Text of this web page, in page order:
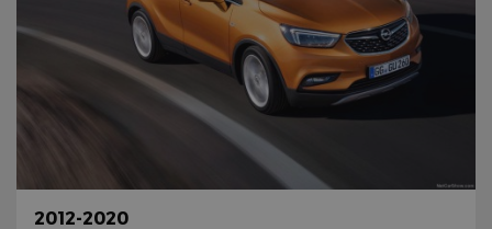
2012-2020